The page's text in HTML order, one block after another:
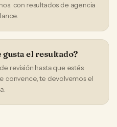
con resultados de agencia
gusta el resultado?
revisión hasta que estés
convence, te devolvemos el